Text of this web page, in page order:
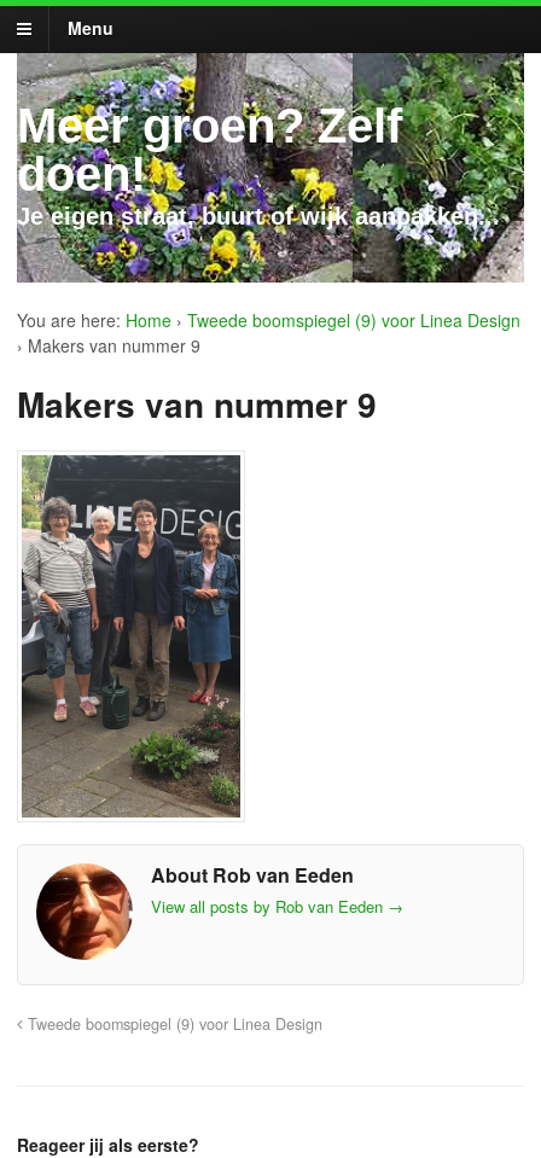
Menu
Meer groen? Zelf
doen!
Je eigen straat, buurt of wijk aanpakken...
You are here: Home › Tweede boomspiegel (9) voor Linea Design
› Makers van nummer 9
Makers van nummer 9
About Rob van Eeden
View all posts by Rob van Eeden →
Tweede boomspiegel (9) voor Linea Design
Reageer jij als eerste?